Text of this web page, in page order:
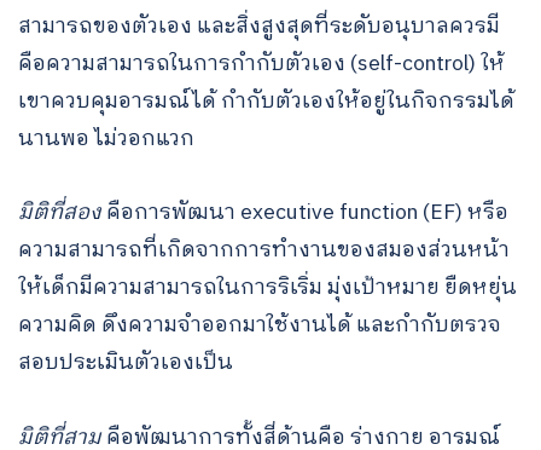
สามารถของตัวเอง และสิ่งสูงสุดที่ระดับอนุบาลควรมี
คือความสามารถในการกํากับตัวเอง (self-control) ให้
เขาควบคุมอารมณ์ได้ กํากับตัวเองให้อยู่ในกิจกรรมได้
นานพอ ไม่วอกแวก
มิติที่สองคือการพัฒนา executive function (EF) หรือ
ความสามารถที่เกิดจากการทำงานของสมองส่วนหน้า
ให้เด็กมีความสามารถในการริเริ่ม มุ่งเป้าหมาย ยืดหยุ่น
ความคิด ดึงความจำออกมาใช้งานได้ และกํากับตรวจ
สอบประเมินตัวเองเป็น
มิติที่สามคือพัฒนาการทั้งสี่ด้านคือ ร่างกาย อารมณ์